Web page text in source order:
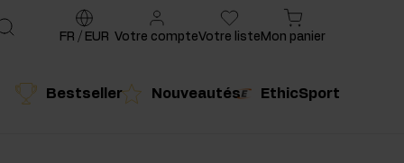
Bestseller Nouveautés EthicSport
FR / EUR Votre compteVotre liste Mon panier